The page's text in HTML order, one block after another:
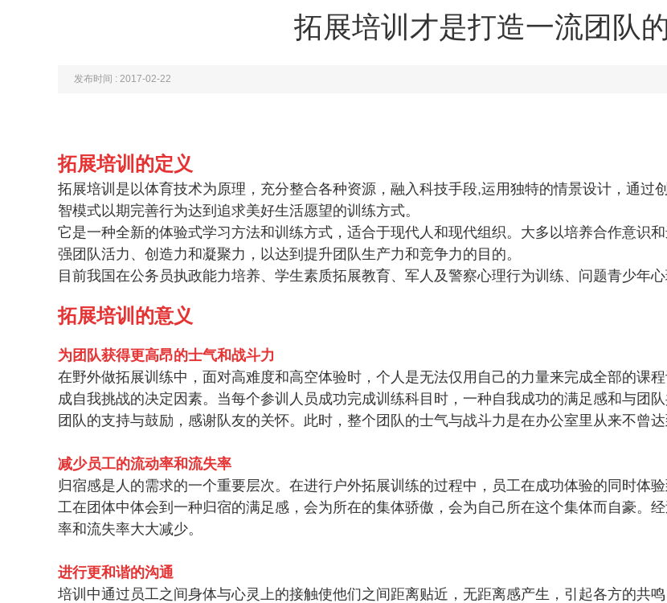
拓展培训才是打造一流团队
发布时间 : 2017-02-22
拓展培训的定义
拓展培训是以体育技术为原理，充分整合各种资源，融入科技手段,运用独特的情景设计，通过
智模式以期完善行为达到追求美好生活愿望的训练方式。
它是一种全新的体验式学习方法和训练方式，适合于现代人和现代组织。大多以培养合作意识
强团队活力、创造力和凝聚力，以达到提升团队生产力和竞争力的目的。
目前我国在公务员执政能力培养、学生素质拓展教育、军人及警察心理行为训练、问题青少年
拓展培训的意义
为团队获得更高昂的士气和战斗力
在野外做拓展训练中，面对高难度和高空体验时，个人是无法仅用自己的力量来完成全部的课
成自我挑战的决定因素。当每个参训人员成功完成训练科目时，一种自我成功的满足感和与团
团队的支持与鼓励，感谢队友的关怀。此时，整个团队的士气与战斗力是在办公室里从来不曾达
减少员工的流动率和流失率
归宿感是人的需求的一个重要层次。在进行户外拓展训练的过程中，员工在成功体验的同时体
工在团体中体会到一种归宿的满足感，会为所在的集体骄傲，会为自己所在这个集体而自豪。
率和流失率大大减少。
进行更和谐的沟通
培训中通过员工之间身体与心灵上的接触使他们之间距离贴近，无距离感产生，引起各方的共